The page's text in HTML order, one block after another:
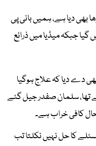
بھی دیا ہے، ہمیں بانی پی
جبکہ میڈیا میں ذرائع
دے دیا کہ علاج ہوگیا
تھا، سلمان صفدر جیل گئے
کافی خراب ہے۔
کا حل نہیں نکلتا تب